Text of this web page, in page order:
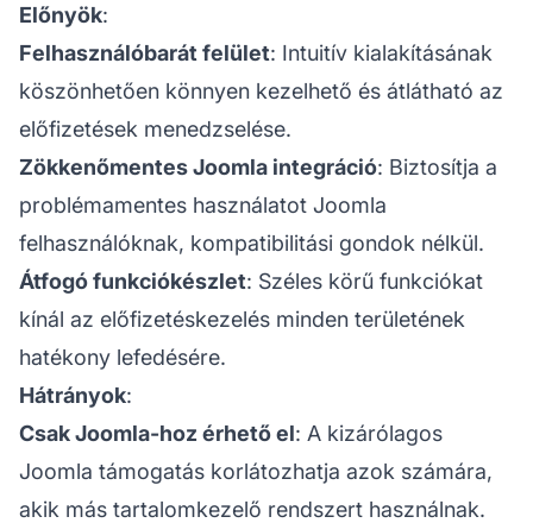
Előnyök:
Felhasználóbarát felület: Intuitív kialakításának
köszönhetően könnyen kezelhető és átlátható az
előfizetések menedzselése.
Zökkenőmentes Joomla integráció: Biztosítja a
problémamentes használatot Joomla
felhasználóknak, kompatibilitási gondok nélkül.
Átfogó funkciókészlet: Széles körű funkciókat
kínál az előfizetéskezelés minden területének
hatékony lefedésére.
Hátrányok:
Csak Joomla-hoz érhető el: A kizárólagos
Joomla támogatás korlátozhatja azok számára,
akik más tartalomkezelő rendszert használnak.